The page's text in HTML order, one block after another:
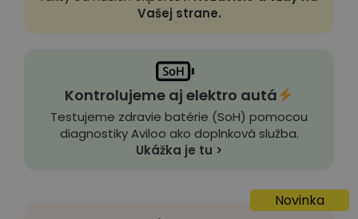
Vašej strane.
Kontrolujeme aj elektro autá
Testujeme zdravie batérie (SoH) pomocou
diagnostiky Aviloo ako doplnková služba.
Ukážka je tu >
Novinka